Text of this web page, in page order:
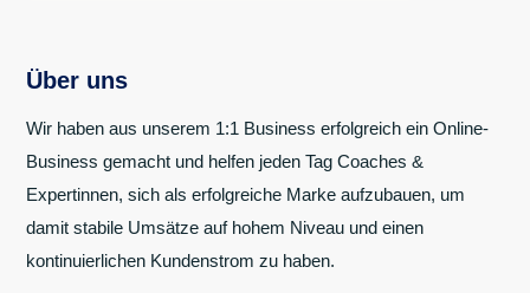
Über uns
Wir haben aus unserem 1:1 Business erfolgreich ein Online-
Business gemacht und helfen jeden Tag Coaches &
Expertinnen, sich als erfolgreiche Marke aufzubauen, um
damit stabile Umsätze auf hohem Niveau und einen
kontinuierlichen Kundenstrom zu haben.